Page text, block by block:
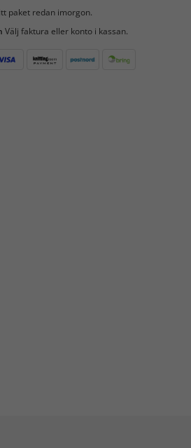
paket redan imorgon.
Välj faktura eller konto i kassan.